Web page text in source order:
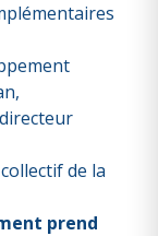
de la
prend